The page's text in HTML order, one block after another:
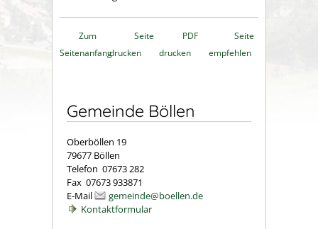
Zum
Seitenanfang
Seite
drucken
PDF
drucken
Seite
empfehlen
Gemeinde Böllen
Oberböllen 19
79677 Böllen
Telefon 07673 282
Fax 07673 933871
E-Mail
gemeinde@boellen.de
Kontaktformular